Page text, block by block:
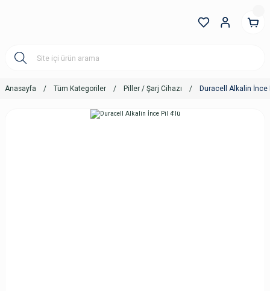
Anasayfa Tüm Kategoriler Piller / Şarj Cihazı Duracell Alkalin İnce